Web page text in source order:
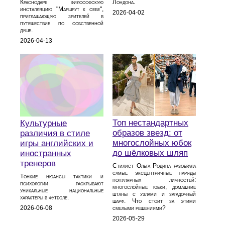
Краснодаре философскую
инсталляцию "Маршрут к себе",
приглашающую зрителей в
путешествие по собственной
душе.
2026-04-13
Лондона.
2026-04-02
Культурные
различия в стиле
игры английских и
иностранных
тренеров
Тонкие нюансы тактики и
психологии раскрывают
уникальные национальные
характеры в футболе.
2026-06-08
Топ нестандартных
образов звезд: от
многослойных юбок
до шёлковых шляп
Стилист Ольга Родина разобрала
самые эксцентричные наряды
популярных личностей:
многослойные юбки, домашние
штаны с узлами и загадочный
шарф. Что стоит за этими
смелыми решениями?
2026-05-29